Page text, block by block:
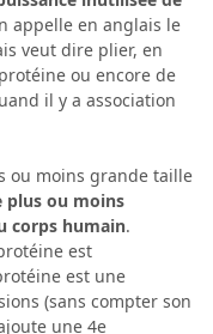
appelle en anglais le
veut dire plier, en
ou encore de
il y a association
ou moins grande taille
plus ou moins
corps humain.
est
est une
(sans compter son
une 4e